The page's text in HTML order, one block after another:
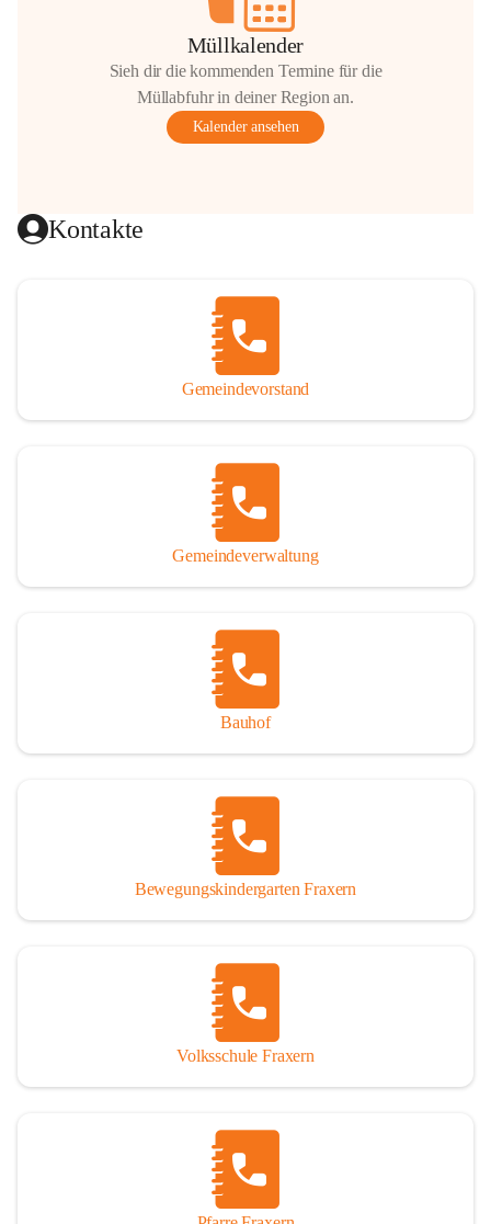
Müllkalender
Sieh dir die kommenden Termine für die
Müllabfuhr in deiner Region an.
Kalender ansehen
Kontakte
Gemeindevorstand
Gemeindeverwaltung
Bauhof
Bewegungskindergarten Fraxern
Volksschule Fraxern